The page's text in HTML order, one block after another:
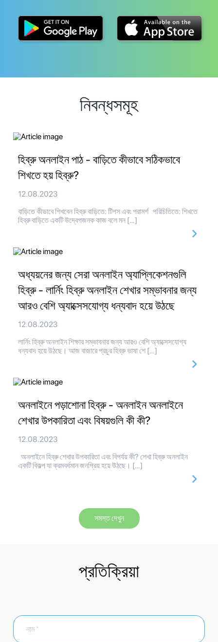
নিবন্ধসমূহ
হিব্রু অনলাইন পাঠ - বাড়িতে কীভাবে সঠিকভাবে
শিখতে হয় হিব্রু?
12.08.2023
বাড়িতে কীভাবে শিখবেন হিব্রু বাড়িতে: টিপস এবং পরামর্শ পরিচিতিতে: শিখতে
হিব্রু বাড়িতে একটি উদ্বেগজনক কাজ বলে মন […]
অধ্যয়নের জন্য সেরা অনলাইন অ্যাপ্লিকেশনগুলি
হিব্রু - লার্নিং হিব্রু অনলাইন শেখার সম্ভাবনার জন্য
আরও বেশি অ্যাক্সেসযোগ্য ধন্যবাদ হয়ে উঠছে
12.08.2023
লার্নিং হিব্রু অনলাইন শিক্ষার সম্ভাবনার জন্য আরও বেশি অ্যাক্সেসযোগ্য
ধন্যবাদ হয়ে উঠছে। আজ বাজারে প্রচুর হিব্রু ভাষা শে […]
অনলাইনে পড়াশোনা হিব্রু - অনলাইন অনলাইনে
শেখার উপকারিতা এবং বিষয়গুলি কী কী?
12.08.2023
অনলাইনে হিব্রু শেখার উপকারিতা এবং বিপর্যয় কী? শেখা হিব্রু অনলাইন
একটি বিকল্প যা ক্রমবর্ধমান জনপ্রিয় হয়ে উঠছে। […]
সমস্ত দেখুন
প্রতিক্রিয়া